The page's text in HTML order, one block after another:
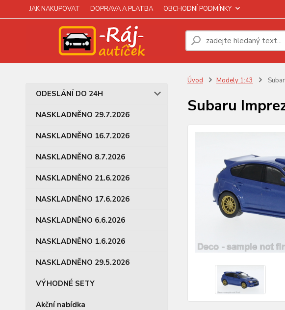
JAK NAKUPOVAT DOPRAVA A PLATBA OBCHODNÍ PODMÍNKY
ODESLÁNÍ DO 24H
NASKLADNĚNO 29.7.2026
NASKLADNĚNO 16.7.2026
NASKLADNĚNO 8.7.2026
NASKLADNĚNO 21.6.2026
NASKLADNĚNO 17.6.2026
NASKLADNĚNO 6.6.2026
NASKLADNĚNO 1.6.2026
NASKLADNĚNO 29.5.2026
VÝHODNÉ SETY
Akční nabídka
Úvod Modely 1:43
Subaru